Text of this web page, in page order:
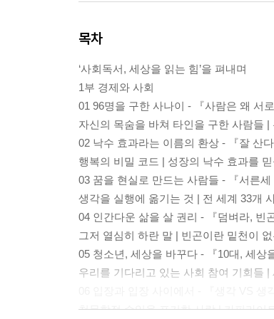
목차
‘사회독서, 세상을 읽는 힘’을 펴내며
1부 경제와 사회
01 96명을 구한 사나이 - 『사람은 왜 서로
자신의 목숨을 바쳐 타인을 구한 사람들
02 낙수 효과라는 이름의 환상 - 『잘 산다
행복의 비밀 코드 | 성장의 낙수 효과를
03 꿈을 현실로 만드는 사람들 - 『서른세
생각을 실행에 옮기는 것 | 전 세계 33개
04 인간다운 삶을 살 권리 - 『덤벼라, 빈곤
그저 열심히 하란 말 | 빈곤이란 밑천이
05 청소년, 세상을 바꾸다 - 『10대, 세상
우리를 기다리고 있는 사회 참여 기회들
천문학적 수입을 포기한 사람 | 카피라이